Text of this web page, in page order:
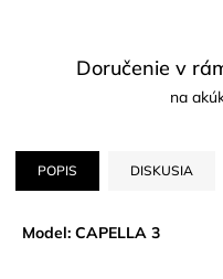
Doručenie v
na
POPIS DISKUSIA
Model: CAPELLA 3